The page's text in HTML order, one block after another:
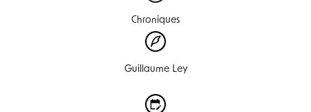
Chroniques
Guillaume Ley